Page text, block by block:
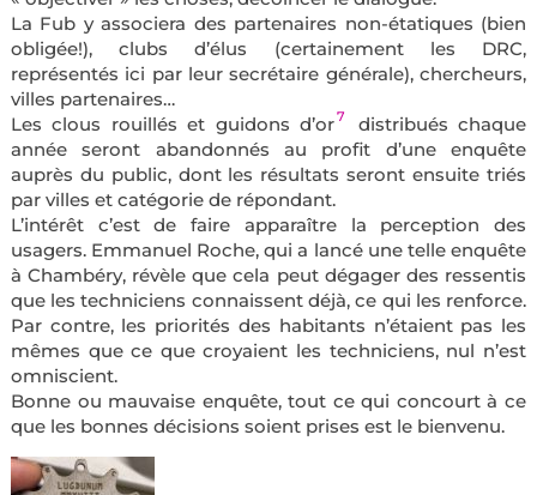
La Fub y associera des partenaires non-étatiques (bien
obligée!), clubs d’élus (certainement les DRC,
représentés ici par leur secrétaire générale), chercheurs,
villes partenaires…
Les clous rouillés et guidons d’or7
distribués chaque
année seront abandonnés au profit d’une enquête
auprès du public, dont les résultats seront ensuite triés
par villes et catégorie de répondant.
L’intérêt c’est de faire apparaître la perception des
usagers. Emmanuel Roche, qui a lancé une telle enquête
à Chambéry, révèle que cela peut dégager des ressentis
que les techniciens connaissent déjà, ce qui les renforce.
Par contre, les priorités des habitants n’étaient pas les
mêmes que ce que croyaient les techniciens, nul n’est
omniscient.
Bonne ou mauvaise enquête, tout ce qui concourt à ce
que les bonnes décisions soient prises est le bienvenu.